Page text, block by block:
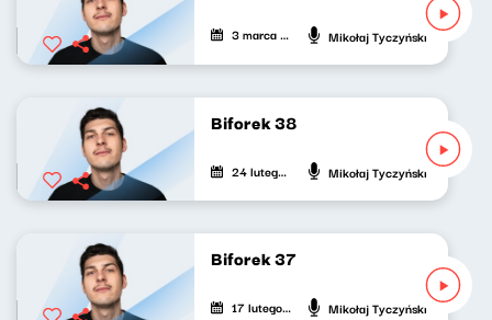
3 marca 2023 Mikołaj Tyczyński
Biforek 38
24 lutego 2023 Mikołaj Tyczyński
Biforek 37
17 lutego 2023 Mikołaj Tyczyński